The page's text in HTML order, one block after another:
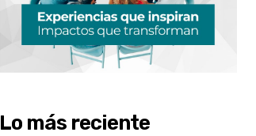
Lo más reciente